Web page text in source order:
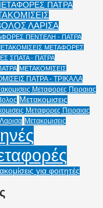
ΠΑΤΡΑ
ΛΑΡΙΣΑ
ΠΕΝΤΕΛΗ - ΠΑΤΡΑ
ΜΕΤΑΦΟΡΕΣ
ΣΠΑΤΑ - ΠΑΤΡΑ
ΜΕΤΑΚΟΜΙΣΕΙΣ
ΠΑΤΡΑ - ΤΡΙΚΑΛΑ
Μεταφορες Πειραιας
Μετακομισεις
Μεταφορες Πειραιας
Μετακομισεις
για φοιτητές